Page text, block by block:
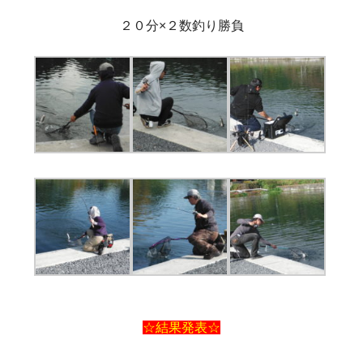
２０分×２数釣り勝負
☆結果発表☆